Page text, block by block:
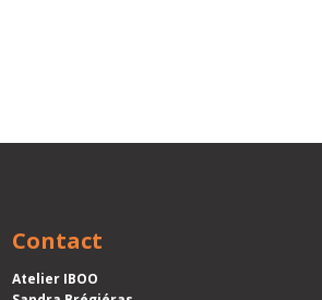
Contact
Atelier IBOO